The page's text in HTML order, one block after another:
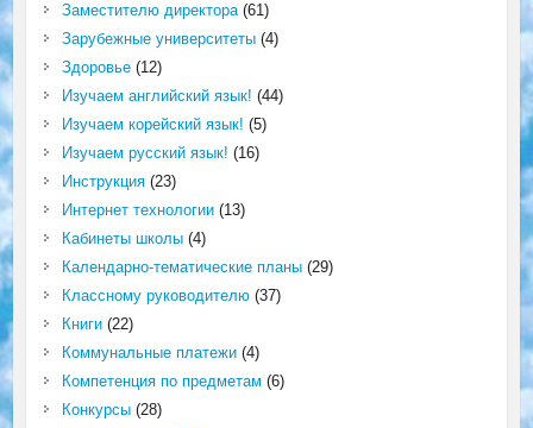
Заместителю директора(61)
Зарубежные университеты(4)
Здоровье(12)
Изучаем английский язык! (44)
Изучаем корейский язык! (5)
Изучаем русский язык! (16)
Инструкция(23)
Интернет технологии(13)
Кабинеты школы(4)
Календарно-тематические планы(29)
Классному руководителю(37)
Книги(22)
Коммунальные платежи(4)
Компетенция по предметам (6)
Конкурсы(28)